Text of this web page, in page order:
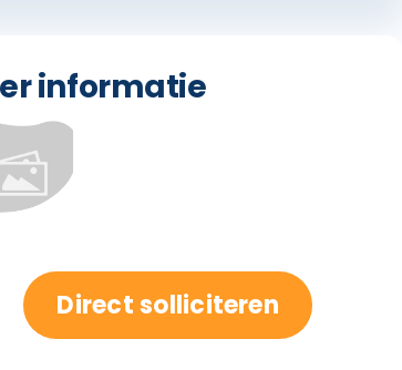
informatie
Direct solliciteren